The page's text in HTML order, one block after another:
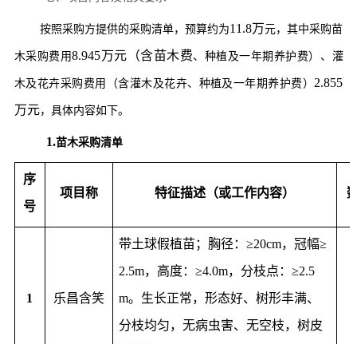
按照采购方提供的采购清单，预算约为11.8万元，其中采购苗
木采购费用8.945万元（含苗木费、 种植及一年期养护费）、灌
木及花卉采购 费用（含灌木及花卉、种植及一年期养护费） 2.855
万元， 具体内容如下。
1.苗木采购清单
序
号
项目称 特征描述（或工作内容）
1 乐昌含笑
带土球假植苗； 胸径：≥20cm， 冠幅≥
2.5m， 高度：≥4.0m，分枝点：≥2.5
m。生长正常，形态好、树形丰满、
分枝均匀，无病虫害、无空枝，树皮